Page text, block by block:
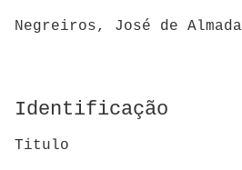
Negreiros, José de Almada
Identificação
Titulo